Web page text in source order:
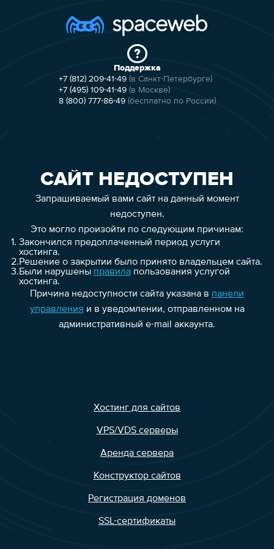
Поддержка
+7 (812) 209-41-49 (в Санкт-Петербурге)
+7 (495) 109-41-49 (в Москве)
8 (800) 777-86-49 (бесплатно по России)
САЙТ НЕДОСТУПЕН
Запрашиваемый вами сайт на данный момент
недоступен.
Это могло произойти по следующим причинам:
1. Закончился предоплаченный период услуги
хостинга.
2.Решение о закрытии было принято владельцем сайта.
3.Были нарушены правилапользования услугой
хостинга.
Причина недоступности сайта указана в панели
управления и в уведомлении, отправленном на
административный e-mail аккаунта.
Хостинг для сайтов
VPS/VDS серверы
Аренда сервера
Конструктор сайтов
Регистрация доменов
SSL-сертификаты